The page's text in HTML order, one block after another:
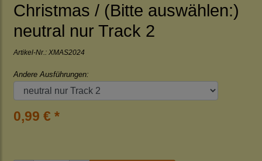
Christmas / (Bitte auswählen:)
neutral nur Track 2
Artikel-Nr.: XMAS2024
Andere Ausführungen:
0,99 € *